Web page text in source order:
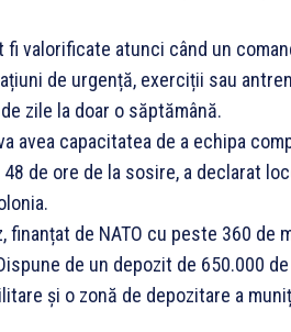
valorificate atunci când un
de urgență, exerciții sau
zile la doar o săptămână.
avea capacitatea de a echipa
de ore de la sosire, a declarat
de NATO cu peste 360 ​​de
de un depozit de 650.000
și o zonă de depozitare a